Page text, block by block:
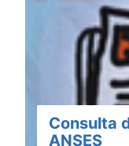
Consulta
ANSES